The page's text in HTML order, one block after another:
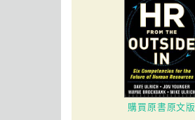
購買原書原文版